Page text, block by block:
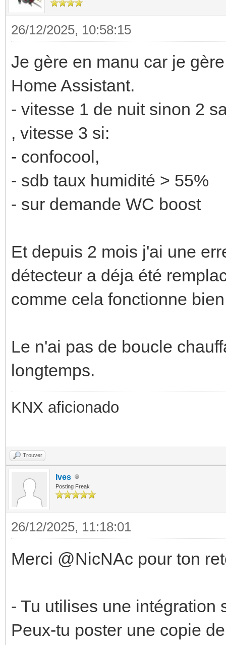
26/12/2025, 10:58:15
Je gère en manu car je
Home Assistant.
- vitesse 1 de nuit sinon 2
, vitesse 3 si:
- confocool,
- sdb taux humidité > 55%
- sur demande WC boost
Et depuis 2 mois j'ai une
détecteur a déja été
comme cela fonctionne
Le n'ai pas de boucle
longtemps.
KNX aficionado
Trouver
Ives
Posting Freak
26/12/2025, 11:18:01
Merci @NicNAc pour ton
- Tu utilises une intégration
Peux-tu poster une copie